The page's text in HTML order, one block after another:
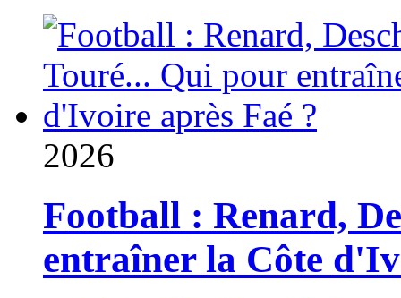
2026
Football : Renard,
entraîner la Côte